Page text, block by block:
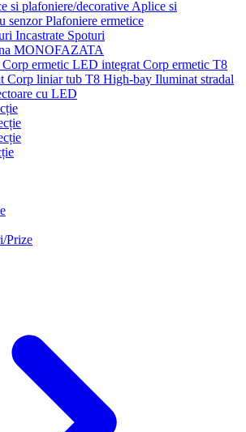
si plafoniere/decorative Aplice si
senzorPlafoniere ermetice
Incastrate Spoturi
MONOFAZATA
Corp ermetic LED integrat Corp ermetic T8
Corp liniar tub T8 High-bay Iluminat stradal
cu LED
Prize